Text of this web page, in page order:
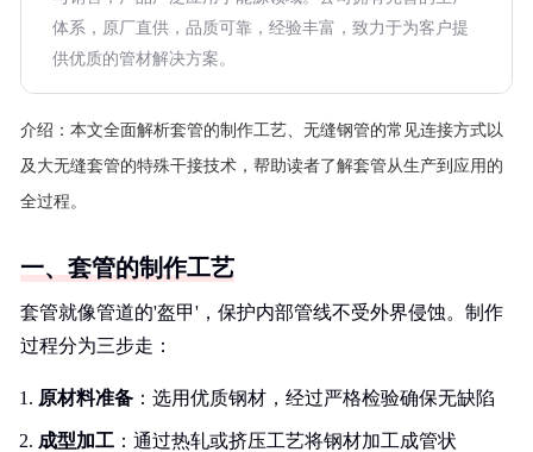
体系，原厂直供，品质可靠，经验丰富，致力于为客户提
供优质的管材解决方案。
介绍： 本文全面解析套管的制作工艺、无缝钢管的常见连接方式以
及大无缝套管的特殊干接技术，帮助读者了解套管从生产到应用的
全过程。
一、套管的制作工艺
套管就像管道的'盔甲'，保护内部管线不受外界侵蚀。制作
过程分为三步走：
原材料准备 ：选用优质钢材，经过严格检验确保无缺陷
成型加工 ：通过热轧或挤压工艺将钢材加工成管状